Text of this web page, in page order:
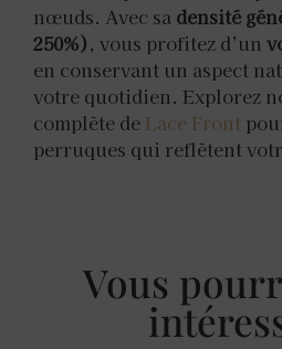
nœuds. Avec sa densité
250%), vous profitez d’un
en conservant un aspect
votre quotidien. Explorez
complète de Lace Front
perruques qui reflètent
Vous